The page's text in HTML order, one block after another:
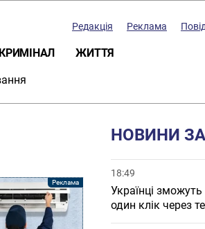
Редакція Реклама
КРИМІНАЛ ЖИТТЯ
НОВИНИ
18:49
Українці
один клік через